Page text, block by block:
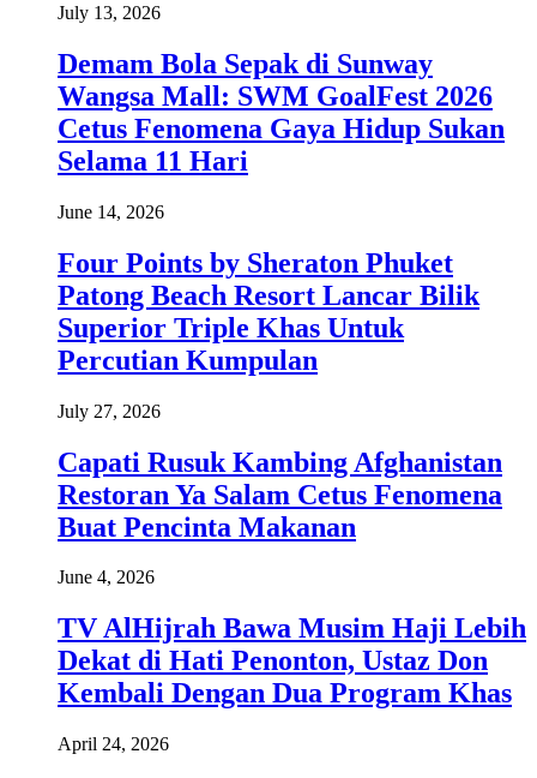
July 13, 2026
Demam Bola Sepak di Sunway
Wangsa Mall: SWM GoalFest 2026
Cetus Fenomena Gaya Hidup Sukan
Selama 11 Hari
June 14, 2026
Four Points by Sheraton Phuket
Patong Beach Resort Lancar Bilik
Superior Triple Khas Untuk
Percutian Kumpulan
July 27, 2026
Capati Rusuk Kambing Afghanistan
Restoran Ya Salam Cetus Fenomena
Buat Pencinta Makanan
June 4, 2026
TV AlHijrah Bawa Musim Haji Lebih
Dekat di Hati Penonton, Ustaz Don
Kembali Dengan Dua Program Khas
April 24, 2026